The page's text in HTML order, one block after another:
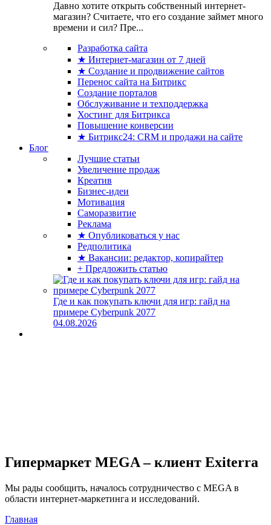
Давно хотите открыть собственный интернет-
магазин? Считаете, что его создание займет много
времени и сил? Пре...
Разработка сайта
★ Интернет-магазин от 7 дней
★ Создание и продвижение сайтов
Перенос сайта на Битрикс
Создание порталов
Обслуживание и техподдержка
Хостинг для Битрикса
Повышение конверсии
★ Битрикс24: CRM и продажи на сайте
Блог
Лучшие статьи
Увеличение продаж
Креатив
Бизнес-идеи
Мотивация
Саморазвитие
Реклама
★ Опубликоваться у нас
Редполитика
★ Вакансии: редактор, копирайтер
+ Предложить статью
Где и как покупать ключи для игр: гайд на
примере Cyberpunk 2077
04.08.2026
Гипермаркет MEGA – клиент Exiterra
Мы рады сообщить, началось сотрудничество с MEGA в
области интернет-маркетинга и исследований.
Главная